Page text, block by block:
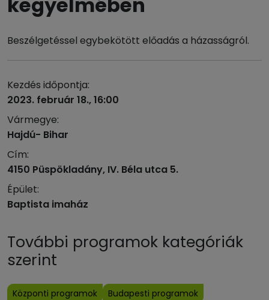
Beszélgetéssel egybekötött előadás a házasságról.
Kezdés időpontja:
2023. február 18., 16:00
Vármegye:
Hajdú- Bihar
Cím:
4150 Püspökladány, IV. Béla utca 5.
Épület:
Baptista imaház
További programok kategóriák
szerint
Központi programok
Budapesti programok